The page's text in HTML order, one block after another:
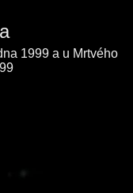
1999 a u Mrtvého